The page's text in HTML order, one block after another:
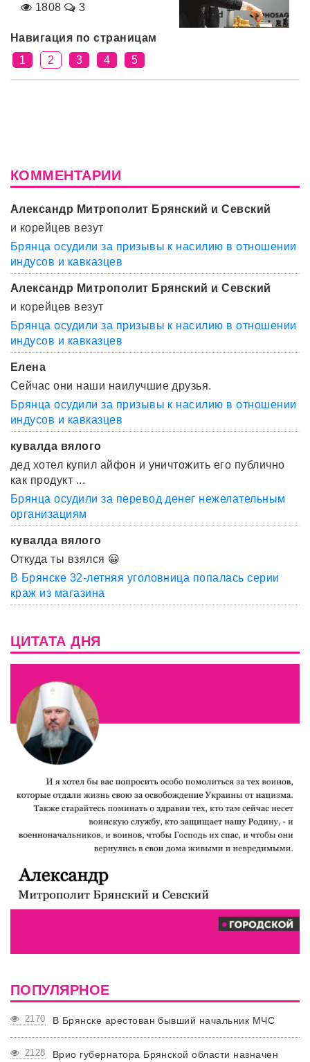
1808 3
Навигация по страницам
1
2 3 4 5
КОММЕНТАРИИ
Александр Митрополит Брянский и Севский
и корейцев везут
Брянца осудили за призывы к насилию в отношении
индусов и кавказцев
Александр Митрополит Брянский и Севский
и корейцев везут
Брянца осудили за призывы к насилию в отношении
индусов и кавказцев
Елена
Сейчас они наши наилучшие друзья.
Брянца осудили за призывы к насилию в отношении
индусов и кавказцев
кувалда вялого
дед хотел купил айфон и уничтожить его публично
как продукт ...
Брянца осудили за перевод денег нежелательным
организациям
кувалда вялого
Откуда ты взялся 😀
В Брянске 32-летняя уголовница попалась серии
краж из магазина
ЦИТАТА ДНЯ
ПОПУЛЯРНОЕ
2170 В Брянске арестован бывший начальник МЧС
2128
Врио губернатора Брянской области назначен